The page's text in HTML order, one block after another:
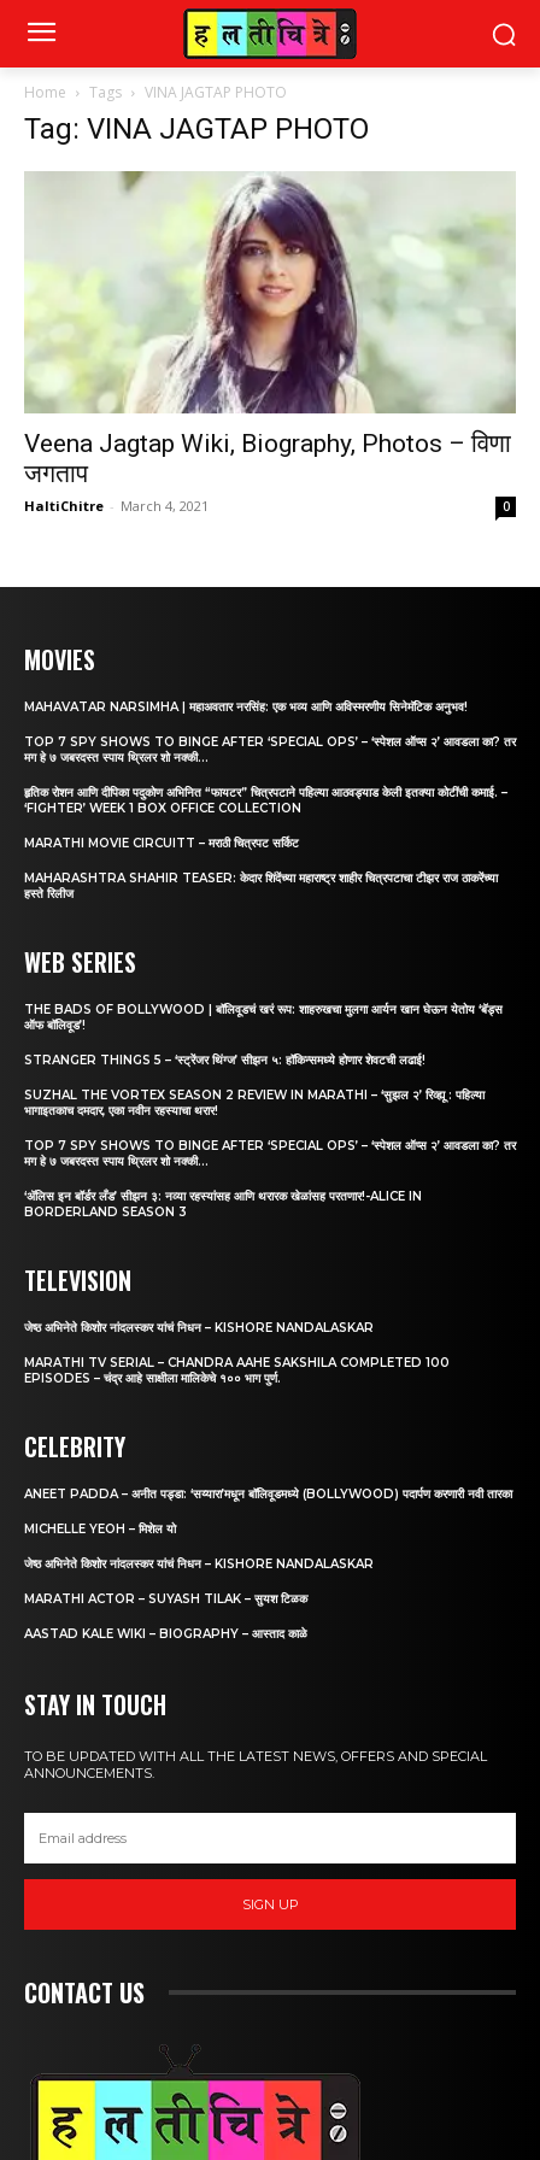
Home Tags VINA JAGTAP PHOTO
Tag: VINA JAGTAP PHOTO
Veena Jagtap Wiki, Biography, Photos – विणा
जगताप
HaltiChitre - March 4, 2021 0
MOVIES
MAHAVATAR NARSIMHA | महाअवतार नरसिंह: एक भव्य आणि अविस्मरणीय सिनेमॅटिक अनुभव!
TOP 7 SPY SHOWS TO BINGE AFTER ‘SPECIAL OPS’ – ‘स्पेशल ऑप्स २’ आवडला का? तर
मग हे ७ जबरदस्त स्पाय थ्रिलर शो नक्की...
हृतिक रोशन आणि दीपिका पदुकोण अभिनित “फायटर” चित्रपटाने पहिल्या आठवड्याड केली इतक्या कोटींची कमाई. –
‘FIGHTER’ WEEK 1 BOX OFFICE COLLECTION
MARATHI MOVIE CIRCUITT – मराठी चित्रपट सर्किट
MAHARASHTRA SHAHIR TEASER: केदार शिंदेंच्या महाराष्ट्र शाहीर चित्रपटाचा टीझर राज ठाकरेंच्या
हस्ते रिलीज
WEB SERIES
THE BADS OF BOLLYWOOD | बॉलिवूडचं खरं रूप: शाहरुखचा मुलगा आर्यन खान घेऊन येतोय ‘बॅड्स
ऑफ बॉलिवूड’!
STRANGER THINGS 5 – ‘स्ट्रेंजर थिंग्ज’ सीझन ५: हॉकिन्समध्ये होणार शेवटची लढाई!
SUZHAL THE VORTEX SEASON 2 REVIEW IN MARATHI – ‘सुझल २’ रिव्ह्यू : पहिल्या
भागाइतकाच दमदार, एका नवीन रहस्याचा थरार!
TOP 7 SPY SHOWS TO BINGE AFTER ‘SPECIAL OPS’ – ‘स्पेशल ऑप्स २’ आवडला का? तर
मग हे ७ जबरदस्त स्पाय थ्रिलर शो नक्की...
‘अ‍ॅलिस इन बॉर्डर लँड’ सीझन ३: नव्या रहस्यांसह आणि थरारक खेळांसह परतणार!-ALICE IN
BORDERLAND SEASON 3
TELEVISION
जेष्ठ अभिनेते किशोर नांदलस्कर यांचं निधन – KISHORE NANDALASKAR
MARATHI TV SERIAL – CHANDRA AAHE SAKSHILA COMPLETED 100
EPISODES – चंद्र आहे साक्षीला मालिकेचे १०० भाग पुर्ण.
CELEBRITY
ANEET PADDA – अनीत पड्डा: ‘सय्यारा’मधून बॉलिवूडमध्ये (BOLLYWOOD) पदार्पण करणारी नवी तारका
MICHELLE YEOH – मिशेल यो
जेष्ठ अभिनेते किशोर नांदलस्कर यांचं निधन – KISHORE NANDALASKAR
MARATHI ACTOR – SUYASH TILAK – सुयश टिळक
AASTAD KALE WIKI – BIOGRAPHY – आस्ताद काळे
STAY IN TOUCH
TO BE UPDATED WITH ALL THE LATEST NEWS, OFFERS AND SPECIAL
ANNOUNCEMENTS.
SIGN UP
CONTACT US